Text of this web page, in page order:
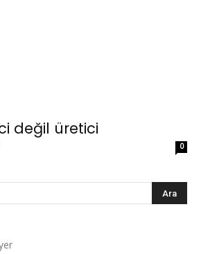
değil üretici
0